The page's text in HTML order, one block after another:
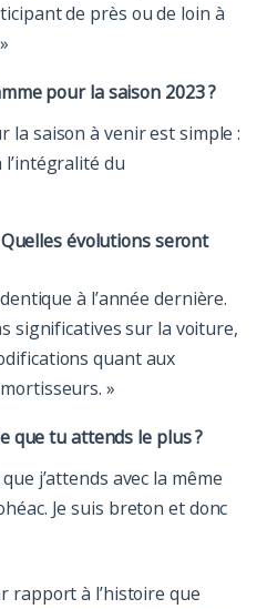
de près ou de loin à
pour la saison 2023 ?
la saison à venir est simple :
du
évolutions seront
à l’année dernière.
significatives sur la voiture,
quant aux
»
que tu attends le plus ?
j’attends avec la même
Je suis breton et donc
rapport à l’histoire que